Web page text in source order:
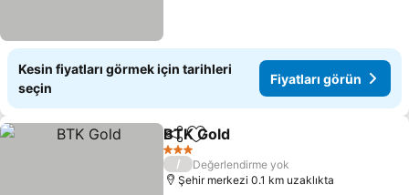
Kesin fiyatları görmek için tarihleri
seçin
Fiyatları görün
PaylaşFavorilerime ekle
BTK Gold
3 Yıldız
/
Değerlendirme yok
Şehir merkezi 0.1 km uzaklıkta